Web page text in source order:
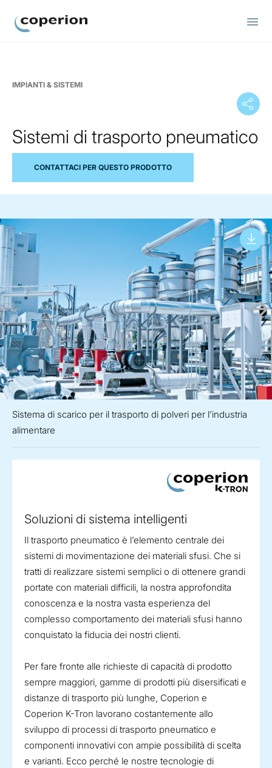
IMPIANTI & SISTEMI
Sistemi di trasporto pneumatico
CONTATTACI PER QUESTO PRODOTTO
Sistema di scarico per il trasporto di polveri per l’industria
alimentare
Soluzioni di sistema intelligenti
Il trasporto pneumatico è l’elemento centrale dei
sistemi di movimentazione dei materiali sfusi. Che si
tratti di realizzare sistemi semplici o di ottenere grandi
portate con materiali difficili, la nostra approfondita
conoscenza e la nostra vasta esperienza del
complesso comportamento dei materiali sfusi hanno
conquistato la fiducia dei nostri clienti.
Per fare fronte alle richieste di capacità di prodotto
sempre maggiori, gamme di prodotti più disersificati e
distanze di trasporto più lunghe, Coperion e
Coperion K-Tron lavorano costantemente allo
sviluppo di processi di trasporto pneumatico e
componenti innovativi con ampie possibilità di scelta
e varianti. Ecco perché le nostre tecnologie di